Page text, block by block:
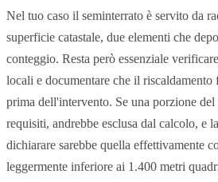
Nel tuo caso il seminterrato è servito da
superficie catastale, due elementi che
conteggio. Resta però essenziale
locali e documentare che il riscaldamento
prima dell'intervento. Se una porzione del
requisiti, andrebbe esclusa dal calcolo, e
dichiarare sarebbe quella effettivamente
leggermente inferiore ai 1.400 metri